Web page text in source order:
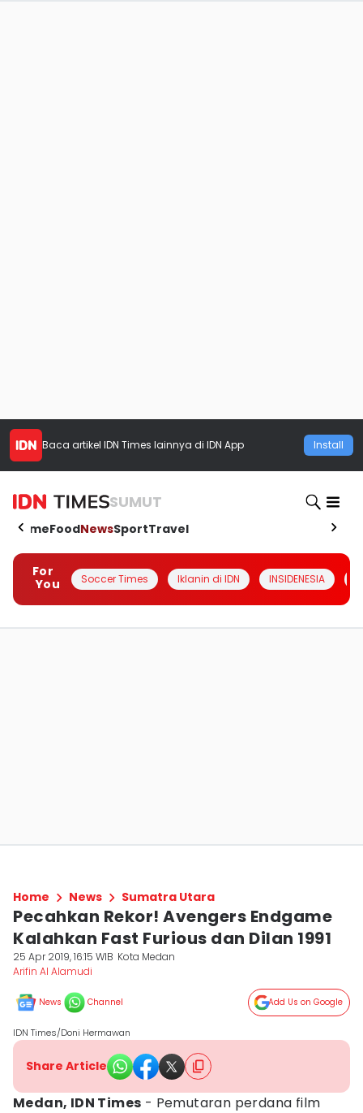
Baca artikel IDN Times lainnya di IDN App Install
SUMUT
HomeFoodNewsSportTravel
For
You
Soccer Times Iklanin di IDN INSIDENESIA
Home News Sumatra Utara
Pecahkan Rekor! Avengers Endgame
Kalahkan Fast Furious dan Dilan 1991
25 Apr 2019, 16:15 WIB Kota Medan
Arifin Al Alamudi
News Channel Add Us on Google
IDN Times/Doni Hermawan
Share Article
Medan, IDN Times - Pemutaran perdana film